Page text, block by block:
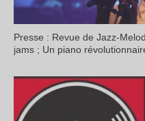
Presse : Revue de Jazz-
jams ; Un piano